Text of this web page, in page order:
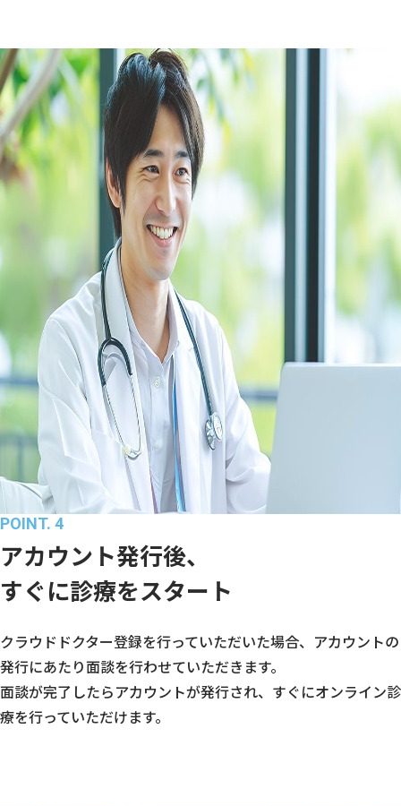
POINT. 4
アカウント発行後、
すぐに診療をスタート
クラウドドクター登録を行っていただいた場合、アカウントの
発行にあたり面談を行わせていただきます。
面談が完了したらアカウントが発行され、すぐにオンライン診
療を行っていただけます。